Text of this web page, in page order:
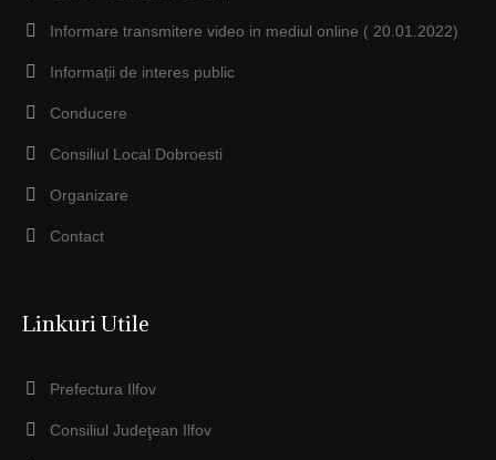
Informare transmitere video in mediul online ( 20.01.2022)
Informații de interes public
Conducere
Consiliul Local Dobroesti
Organizare
Contact
Linkuri Utile
Prefectura Ilfov
Consiliul Judeţean Ilfov